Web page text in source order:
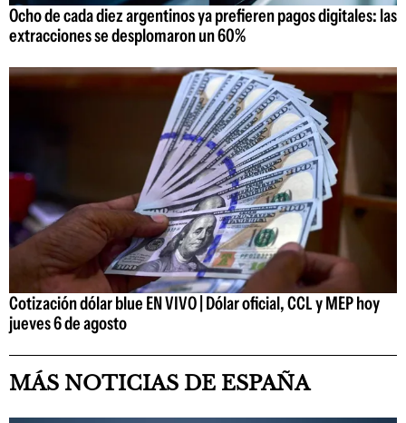
Ocho de cada diez argentinos ya prefieren pagos digitales: las
extracciones se desplomaron un 60%
Cotización dólar blue EN VIVO | Dólar oficial, CCL y MEP hoy
jueves 6 de agosto
MÁS NOTICIAS DE ESPAÑA